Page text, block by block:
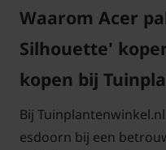
Waarom Acer
Silhouette'
kopen bij
Bij
esdoorn bij een